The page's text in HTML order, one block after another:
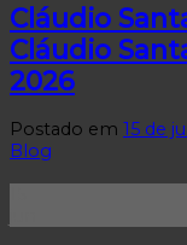
Cláudio
Cláudio
2026
Postado em 15 de
Blog